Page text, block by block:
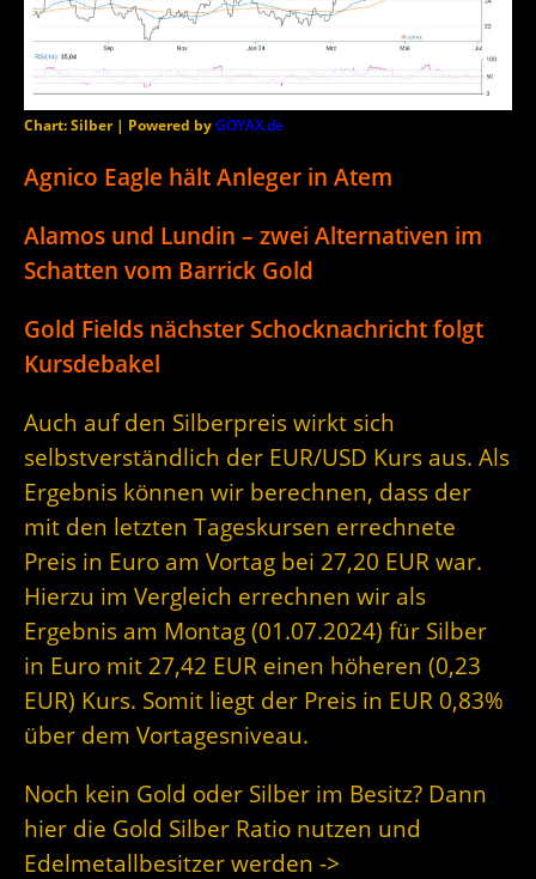
Chart: Silber | Powered byGOYAX.de
Agnico Eagle hält Anleger in Atem
Alamos und Lundin – zwei Alternativen im
Schatten vom Barrick Gold
Gold Fields nächster Schocknachricht folgt
Kursdebakel
Auch auf den Silberpreis wirkt sich
selbstverständlich der EUR/USD Kurs aus. Als
Ergebnis können wir berechnen, dass der
mit den letzten Tageskursen errechnete
Preis in Euro am Vortag bei 27,20 EUR war.
Hierzu im Vergleich errechnen wir als
Ergebnis am Montag (01.07.2024) für Silber
in Euro mit 27,42 EUR einen höheren (0,23
EUR) Kurs. Somit liegt der Preis in EUR 0,83%
über dem Vortagesniveau.
Noch kein Gold oder Silber im Besitz? Dann
hier die Gold Silber Ratio nutzen und
Edelmetallbesitzer werden ->